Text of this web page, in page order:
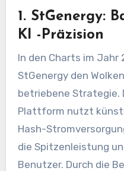
1. StGenergy:
KI -Präzision
In den Charts im
StGenergy den
betriebene Strategie.
Plattform nutzt
Hash-
die Spitzenleistung
Benutzer. Durch die